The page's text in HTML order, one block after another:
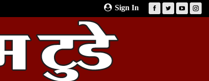
Sign In